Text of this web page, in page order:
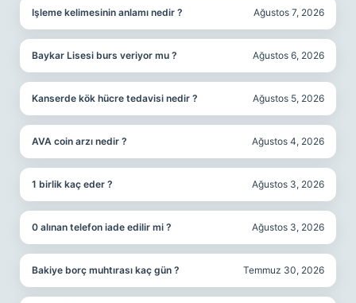
Işleme kelimesinin anlamı nedir ? Ağustos 7, 2026
Baykar Lisesi burs veriyor mu ? Ağustos 6, 2026
Kanserde kök hücre tedavisi nedir ? Ağustos 5, 2026
AVA coin arzı nedir ? Ağustos 4, 2026
1 birlik kaç eder ? Ağustos 3, 2026
0 alınan telefon iade edilir mi ? Ağustos 3, 2026
Bakiye borç muhtırası kaç gün ? Temmuz 30, 2026